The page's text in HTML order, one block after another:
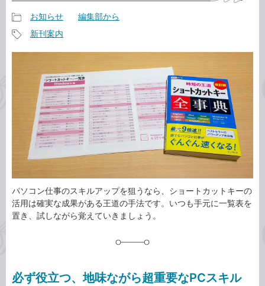
事
カ
お知らせ 編集部から
新刊案内
パソコン仕事のスキルアップを狙うなら、ショートカットキーの
活用は確実な成果がある王道の手法です。いつも手元に一覧表を
置き、試しながら覚えていきましょう。
必ず役立つ、地味ながら超重要なPCスキル